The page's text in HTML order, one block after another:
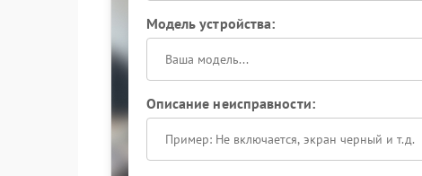
Модель устройства:
Описание неисправности: